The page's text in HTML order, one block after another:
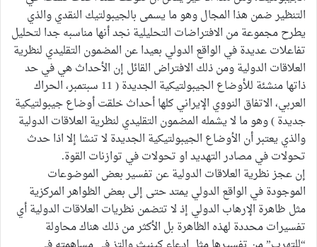
التنظير ضمن هذا المجال وهو ما يسمى بالجيبولتيك النقدي والذي
يطرح مجموعة من الافتراضات التحليلية نجد أنها مناسبه جدا لتحليل
تفاعلات عديدة في الواقع الدولي بعيدا عن المضمون التقليدي لنظرية
العلاقات الدولية ومن ذلك الافتراض القائل إن الأحداث هي في حد
ذاتها منشئة للأوضاع الجيبولتيكية الجديدة ( 11 سبتمبر، الحراك
العربي، الاتفاق النووي الإيراني كلها أحداث خلقت أوضاع جيبولتيكية
جديدة ) وهو ما لا يشمله المضمون التقليدي لنظرية العلاقات الدولية
والذي يعتبر أن الأوضاع الجيبولتيكية الجديدة لا تنشا إلا اذا حدث
تحولات في مصادر التهديد او تحولات في توازنات القوة.
إن عجز نظرية العلاقات الدولية عن تفسير بعض الموضوعات
الموجودة في الواقع الدولي يمتد حتى إلى بعض الظواهر المركزية
مثل ظاهرة الإرهاب الدولي إذ لا تتضمن نظريات العلاقات الدولية أي
تفسيرات محددة لهذه الظاهرة بل الأكثر من ذلك هناك محاولة